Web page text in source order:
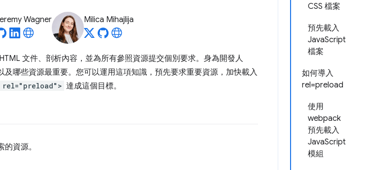
CSS 檔案
預先載入
JavaScript
檔案
如何導入
rel=preload
使用
webpack
預先載入
JavaScript
模組
Wagner Milica Mihajlija
文件、剖析內容，並為所有參照資源提交個別要求。身為開發人
及哪些資源最重要。您可以運用這項知識，預先要求重要資源，加快載入
達成這個目標。
資源。